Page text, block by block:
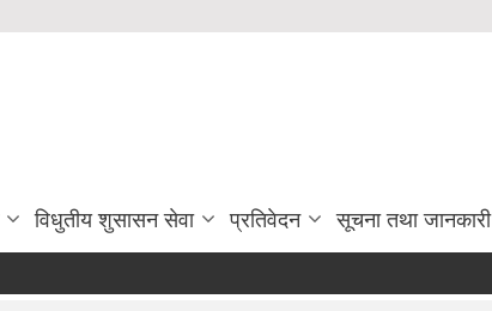
विधुतीय शुसासन सेवा प्रतिवेदन सूचना तथा जानकारी